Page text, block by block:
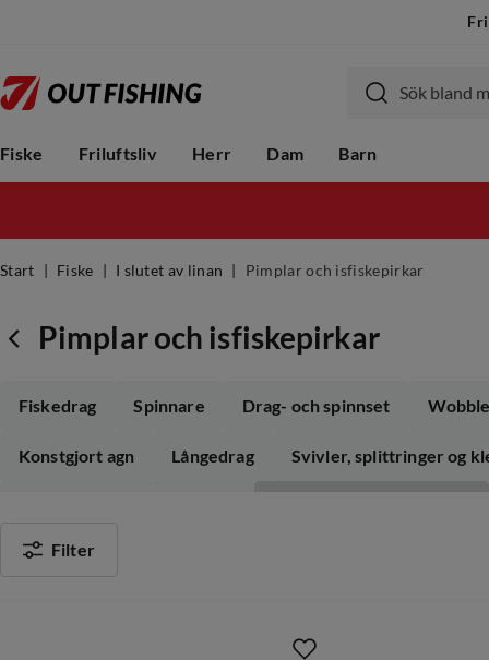
Fiske Friluftsliv Herr Dam Barn
Start Fiske I slutet av linan Pimplar och isfiskepirkar
Pimplar och isfiskepirkar
Fiskedrag Spinnare Drag- och spinnset
Konstgjort agn Långedrag Svivler, splittringer og
Filter